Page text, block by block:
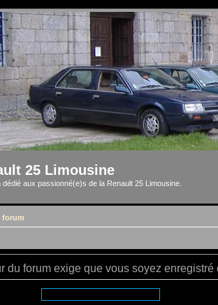
25 Limousine
aux passionné(e)s de la Renault 25 Limousine.
forum
du forum exige que vous soyez